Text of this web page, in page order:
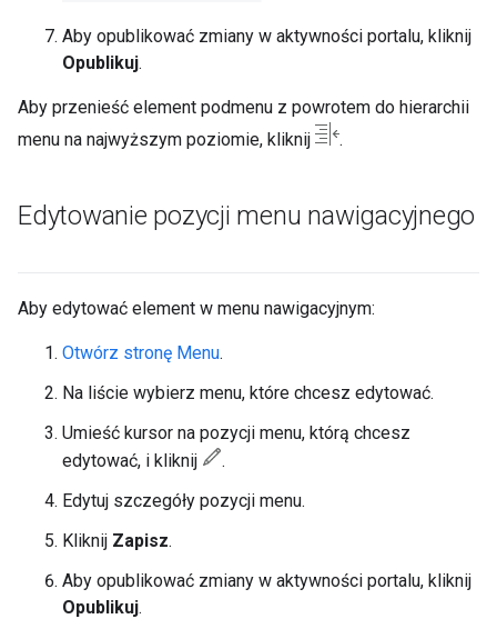
Aby opublikować zmiany w aktywności portalu, kliknij
Opublikuj.
Aby przenieść element podmenu z powrotem do hierarchii
menu na najwyższym poziomie, kliknij
.
Edytowanie pozycji menu nawigacyjnego
Aby edytować element w menu nawigacyjnym:
Otwórz stronę Menu.
Na liście wybierz menu, które chcesz edytować.
Umieść kursor na pozycji menu, którą chcesz
edytować, i kliknij
.
Edytuj szczegóły pozycji menu.
Kliknij Zapisz.
Aby opublikować zmiany w aktywności portalu, kliknij
Opublikuj.